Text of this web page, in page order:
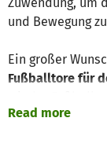
und Bewegung
Ein großer
Fußballtore für
Read more